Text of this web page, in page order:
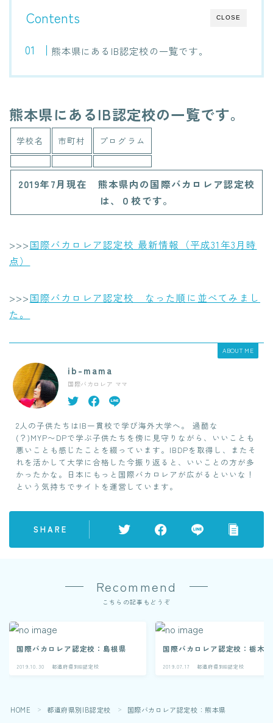
CLOSE
Contents
熊本県にあるIB認定校の一覧です。
熊本県にあるIB認定校の一覧です。
学校名 市町村 プログラム
2019年7月現在 熊本県内の国際バカロレア認定校
は、０校です。
>>>国際バカロレア認定校 最新情報（平成31年3月時
点）
>>>国際バカロレア認定校 なった順に並べてみまし
た。
ABOUT ME
ib-mama
国際バカロレア ママ
2人の子供たちはIB一貫校で学び海外大学へ。 過酷な
(？)MYP〜DPで学ぶ子供たちを傍に見守りながら、いいことも
悪いことも感じたことを綴っています。IBDPを取得し、またそ
れを活かして大学に合格した今振り返ると、いいことの方が多
かったかな。日本にもっと国際バカロレアが広がるといいな！
という気持ちでサイトを運営しています。
SHARE
Recommend
こちらの記事もどうぞ
国際バカロレア認定校：島根県
2019.10.30 都道府県別IB認定校
国際バカロレア認定校：栃木県
2019.07.17 都道府県別IB認定校
HOME ＞ 都道府県別IB認定校 ＞ 国際バカロレア認定校：熊本県